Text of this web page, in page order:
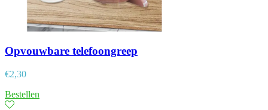
Opvouwbare telefoongreep
€2,30
Bestellen